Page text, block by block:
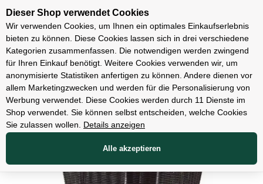
Unsere Filialen
Zubehör
Dieser Shop verwendet Cookies
Wir verwenden Cookies, um Ihnen ein optimales Einkaufserlebnis
bieten zu können. Diese Cookies lassen sich in drei verschiedene
Kategorien zusammenfassen. Die notwendigen werden zwingend
für Ihren Einkauf benötigt. Weitere Cookies verwenden wir, um
anonymisierte Statistiken anfertigen zu können. Andere dienen vor
allem Marketingzwecken und werden für die Personalisierung von
Werbung verwendet. Diese Cookies werden durch 11 Dienste im
Shop verwendet. Sie können selbst entscheiden, welche Cookies
Sie zulassen wollen.
Details anzeigen
Alle akzeptieren